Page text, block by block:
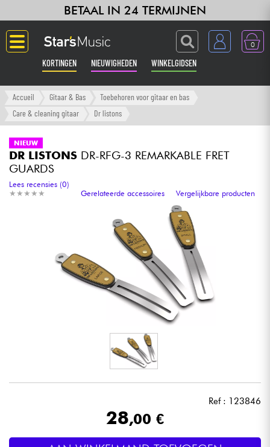
BETAAL IN 24 TERMIJNEN
0
KORTINGEN NIEUWIGHEDEN WINKELGIDSEN
Langue
Versterker & Effecten
Toetsenbord & Piano
Home-studio
Hoofdtelefoon
Drums & percussie
Accueil Gitaar & Bas
Toebehoren voor gitaar en bas
Care & cleaning gitaar
Dr listons
NIEUW
DR LISTONS DR-RFG-3 REMARKABLE FRET
GUARDS
★ ★ ★ ★ ★
★ ★ ★ ★ ★
Lees recensies (0)
Gerelateerde accessoires
Vergelijkbare producten
Ref : 123846
28,00 €